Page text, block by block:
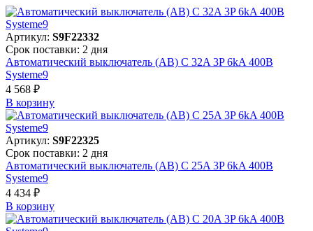
Артикул: S9F22332
Срок поставки: 2 дня
Автоматический выключатель (АВ) C 32A 3P 6kA 400В
Systeme9
4 568 ₽
В корзинy
Артикул: S9F22325
Срок поставки: 2 дня
Автоматический выключатель (АВ) C 25A 3P 6kA 400В
Systeme9
4 434 ₽
В корзинy